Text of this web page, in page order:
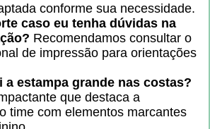
conforme sua necessidade.
caso eu tenha dúvidas na
Recomendamos consultar o
de impressão para orientações
a estampa grande nas costas?
que destaca a
time com elementos marcantes